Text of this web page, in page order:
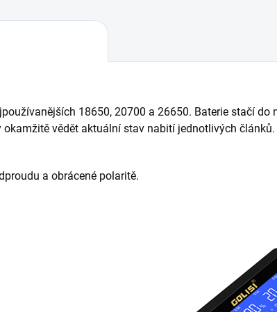
18650, 20700 a 26650. Baterie stačí
vědět aktuální stav nabití jednotlivých
a obrácené polaritě.